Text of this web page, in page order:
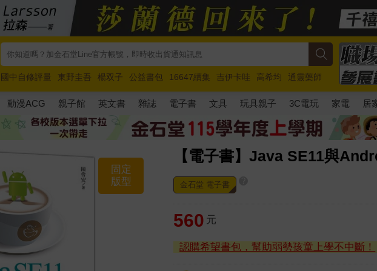
國中自修評量 東野圭吾 楊双子 公益書包 16647續集 吉伊卡哇 高希均
通靈藥師
唯紅花綻放
奧德賽 路邊攤新作 馬斯克 玩具總動員5 超慢跑
動漫ACG 親子館 英文書 雜誌 電子書 文具 玩具親子 3C電玩 家電 居
【電子書】Java SE11與
固定
版型
金石堂 電子書
560 元
認購希望書包，幫助弱勢孩童上學不中斷！